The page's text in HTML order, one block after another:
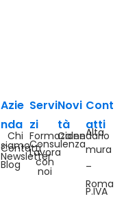
Azie
nda
Chi
siamo
Contatti
Newsletter
Blog
Servi
zi
Formazione
Consulenza
Lavora
con
noi
Novi
tà
Calendario
Cont
atti
Alta
mura
–
Roma
P.IVA